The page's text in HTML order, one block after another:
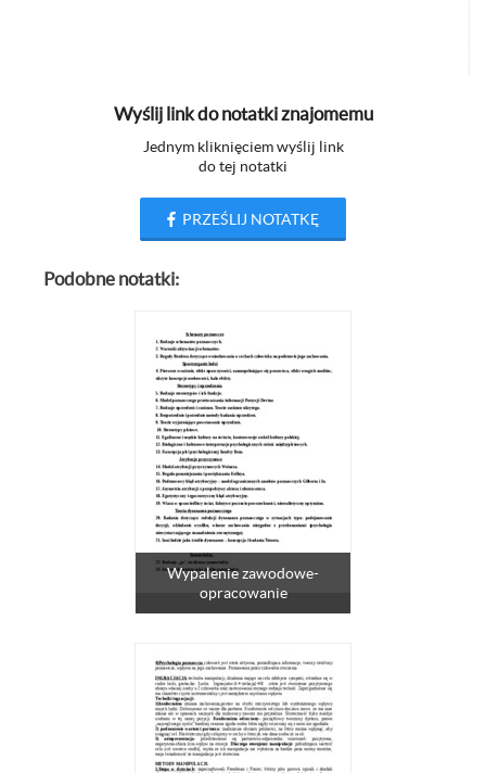
Wyślij link do notatki znajomemu
Jednym kliknięciem wyślij link
do tej notatki
PRZEŚLIJ NOTATKĘ
Podobne notatki:
Wypalenie zawodowe-
opracowanie